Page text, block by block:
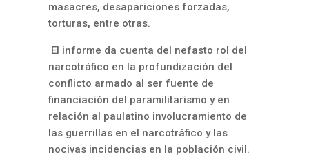
masacres, desapariciones forzadas,
torturas, entre otras.
El informe da cuenta del nefasto rol del
narcotráfico en la profundización del
conflicto armado al ser fuente de
financiación del paramilitarismo y en
relación al paulatino involucramiento de
las guerrillas en el narcotráfico y las
nocivas incidencias en la población civil.